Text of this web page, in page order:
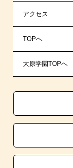
東京経営大学
高校生対象コ
提携教育ローン
試験による特
資格・クラブ
指定校推薦入学
特別推薦入学
推薦入学
生徒会活動推
自己推薦入学
在校生・卒
大学生・短
夢を叶えた先
施設・研修所
学生マンショ
大原学園グル
お知らせ・新
在校生へのお
各種証明書の
採用ご担当の
アクセス
TOPへ
大原学園TOPへ